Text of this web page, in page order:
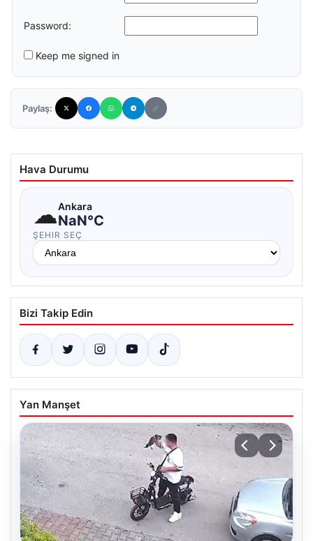
Password:
Keep me signed in
Paylaş:
Hava Durumu
☁Ankara
NaN°C
ŞEHIR SEÇ
Bizi Takip Edin
Yan Manşet